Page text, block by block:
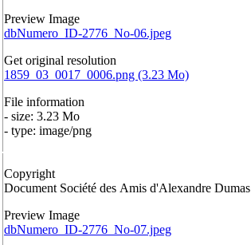
Preview Image
dbNumero_ID-2776_No-06.jpeg
Get original resolution
1859_03_0017_0006.png (3.23 Mo)
File information
- size: 3.23 Mo
- type: image/png
Copyright
Document Société des Amis d'Alexandre Dumas
Preview Image
dbNumero_ID-2776_No-07.jpeg